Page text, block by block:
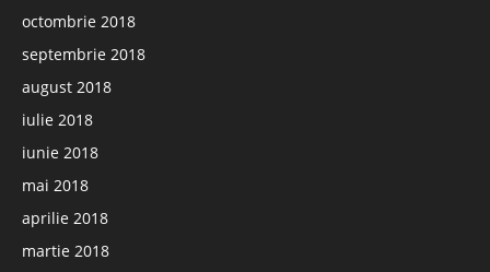
octombrie 2018
septembrie 2018
august 2018
iulie 2018
iunie 2018
mai 2018
aprilie 2018
martie 2018